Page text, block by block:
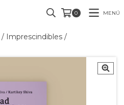
0 MENÚ
/ Imprescindibles /